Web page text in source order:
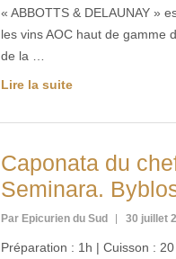
« ABBOTTS & DELAUNAY »
les vins AOC haut de gamme
de la …
Lire la suite
Caponata du
Seminara.
Par Epicurien du Sud 30 juillet
Préparation : 1h | Cuisson :